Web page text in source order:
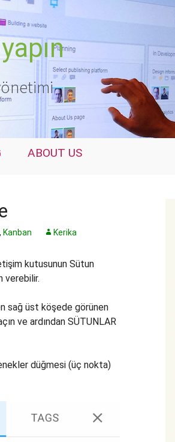
ABOUT US
, Kanban Kerika
kutusunun Sütun
verebilir.
sağ üst köşede görünen
ve ardından SÜTUNLAR
düğmesi (üç nokta)